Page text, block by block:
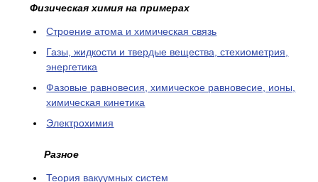
Физическая химия на примерах
Cтроение атома и химическая связь
Газы, жидкости и твердые вещества, стехиометрия,
энергетика
Фазовые равновесия, химическое равновесие, ионы,
химическая кинетика
Электрохимия
Разное
Теория вакуумных систем